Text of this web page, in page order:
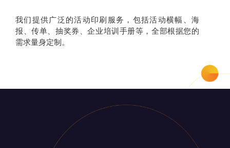
我们提供广泛的活动印刷服务，包括活动横幅、海
报、传单、抽奖券、企业培训手册等，全部根据您的
需求量身定制。